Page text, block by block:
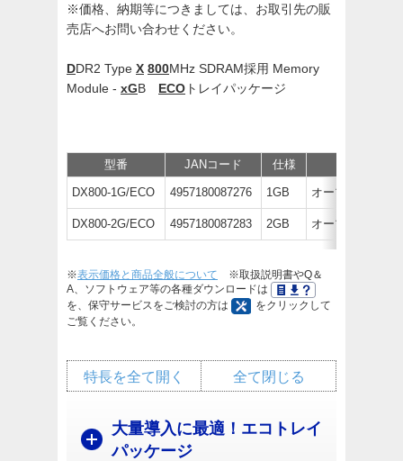
※価格、納期等につきましては、お取引先の販
売店へお問い合わせください。
DDR2 Type X 800MHz SDRAM採用 Memory
Module - xGB ECO トレイパッケージ
型番 JANコード 仕様
DX800-1G/ECO 4957180087276 1GB オープン価格
DX800-2G/ECO 4957180087283 2GB オープン価格
※表示価格と商品全般について ※取扱説明書やQ＆
A、ソフトウェア等の各種ダウンロードは
を、保守サービスをご検討の方は
をクリックして
ご覧ください。
全て閉じる
特長を全て開く
大量導入に最適！エコトレイ
パッケージ